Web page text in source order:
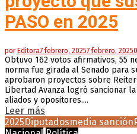
PASO en 2025
porEditora7 febrero, 20257 febrero, 20250
Obtuvo 162 votos afirmativos, 55
norma fue girada al Senado para
aprobaron proyectos sobre
Libertad Avanza logró sancionar
aliados y opositores....
Leer más
2025Diputadosmedia sanción